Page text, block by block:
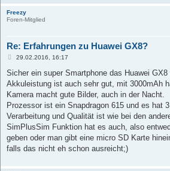
Freezy
Foren-Mitglied
Re: Erfahrungen zu Huawei GX8?
B
i
r
a
29.02.2016, 16:17
Sicher ein super Smartphone das Huawei
Akkuleistung ist auch sehr gut, mit 3000mAh
Kamera macht gute Bilder, auch in der Nacht.
Prozessor ist ein Snapdragon 615 und es hat
Verarbeitung und Qualität ist wie bei den
SimPlusSim Funktion hat es auch, also
geben oder man gibt eine micro SD Karte
falls das nicht eh schon ausreicht;)